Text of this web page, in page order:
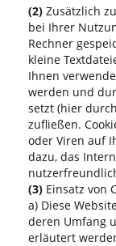
(2) Zusätzlich
bei Ihrer
Rechner
kleine
Ihnen
werden und
setzt (hier
zufließen.
oder Viren auf
dazu, das
(3) Einsatz von
a) Diese
deren Umfang
erläutert